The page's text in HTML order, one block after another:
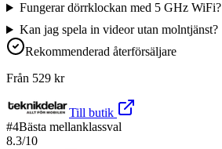
Fungerar dörrklockan med 5 GHz WiFi?
Kan jag spela in videor utan molntjänst?
Rekommenderad återförsäljare
Från 529 kr
Till butik
#4Bästa mellanklassval
8.3/10